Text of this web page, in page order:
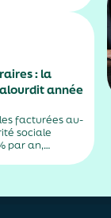
dans un
: la
année
facturées au-
sociale
par an,
puissance des